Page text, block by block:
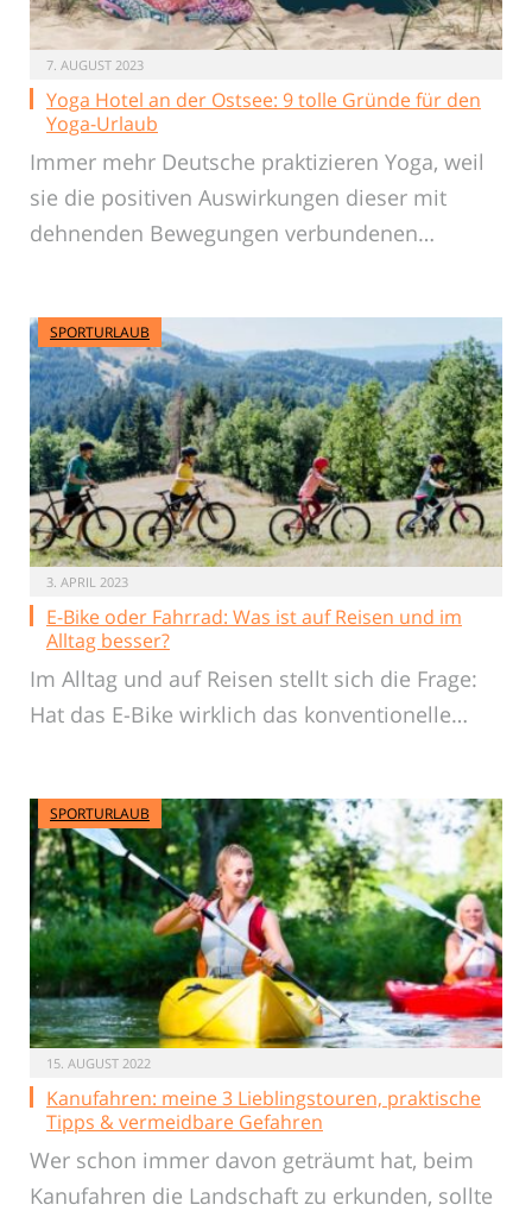
7. AUGUST 2023
Yoga Hotel an der Ostsee: 9 tolle Gründe für den
Yoga-Urlaub
Immer mehr Deutsche praktizieren Yoga, weil
sie die positiven Auswirkungen dieser mit
dehnenden Bewegungen verbundenen…
SPORTURLAUB
3. APRIL 2023
E-Bike oder Fahrrad: Was ist auf Reisen und im
Alltag besser?
Im Alltag und auf Reisen stellt sich die Frage:
Hat das E-Bike wirklich das konventionelle…
SPORTURLAUB
15. AUGUST 2022
Kanufahren: meine 3 Lieblingstouren, praktische
Tipps & vermeidbare Gefahren
Wer schon immer davon geträumt hat, beim
Kanufahren die Landschaft zu erkunden, sollte